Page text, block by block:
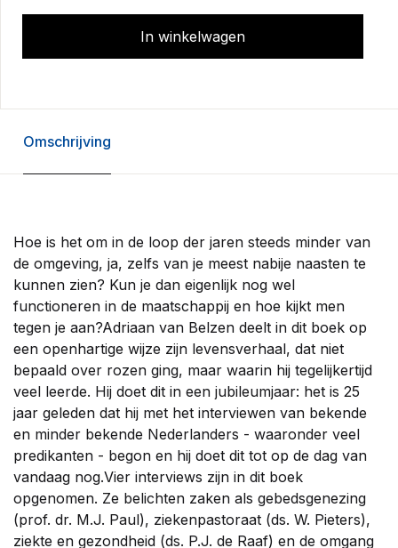
In winkelwagen
Omschrijving
Hoe is het om in de loop der jaren steeds minder van
de omgeving, ja, zelfs van je meest nabije naasten te
kunnen zien? Kun je dan eigenlijk nog wel
functioneren in de maatschappij en hoe kijkt men
tegen je aan?Adriaan van Belzen deelt in dit boek op
een openhartige wijze zijn levensverhaal, dat niet
bepaald over rozen ging, maar waarin hij tegelijkertijd
veel leerde. Hij doet dit in een jubileumjaar: het is 25
jaar geleden dat hij met het interviewen van bekende
en minder bekende Nederlanders - waaronder veel
predikanten - begon en hij doet dit tot op de dag van
vandaag nog.Vier interviews zijn in dit boek
opgenomen. Ze belichten zaken als gebedsgenezing
(prof. dr. M.J. Paul), ziekenpastoraat (ds. W. Pieters),
ziekte en gezondheid (ds. P.J. de Raaf) en de omgang